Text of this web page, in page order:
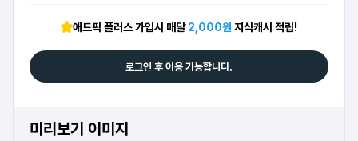
애드픽 플러스 가입시 매달2,000원 지식캐시 적립!
로그인 후 이용 가능합니다.
미리보기 이미지